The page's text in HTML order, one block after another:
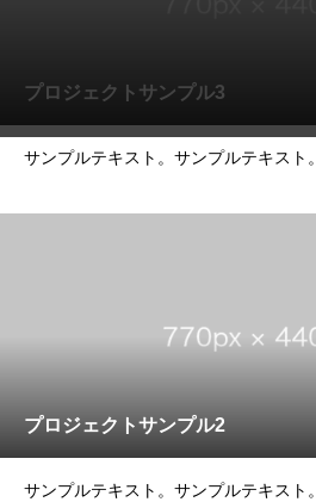
プロジェクトサンプル3
サンプルテキスト。サンプルテキスト。
プロジェクトサンプル2
サンプルテキスト。サンプルテキスト。